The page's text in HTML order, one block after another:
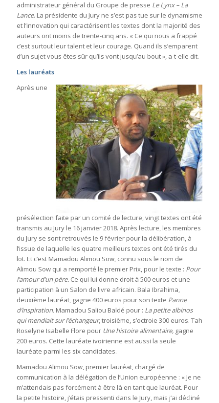
administrateur général du Groupe de presse Le Lynx – La
Lance. La présidente du Jury ne s’est pas tue sur le dynamisme
et l’innovation qui caractérisent les textes dont la majorité des
auteurs ont moins de trente-cinq ans. « Ce qui nous a frappé
c’est surtout leur talent et leur courage. Quand ils s’emparent
d’un sujet vous êtes sûr qu’ils vont jusqu’au bout », a-t-elle dit.
Les lauréats
Après une
présélection faite par un comité de lecture, vingt textes ont été
transmis au Jury le 16 janvier 2018. Après lecture, les membres
du Jury se sont retrouvés le 9 février pour la délibération, à
l’issue de laquelle les quatre meilleurs textes ont été tirés du
lot. Et c’est Mamadou Alimou Sow, connu sous le nom de
Alimou Sow qui a remporté le premier Prix, pour le texte : Pour
l’amour d’un père. Ce qui lui donne droit à 500 euros et une
participation à un Salon de livre africain. Bala Ibrahima,
deuxième lauréat, gagne 400 euros pour son texte Panne
d’inspiration.Mamadou Saliou Baldé pour : La petite albinos
qui mendiait sur l’échangeur, troisième, s’octroie 300 euros. Tah
Roselyne Isabelle Flore pour Une histoire alimentaire, gagne
200 euros. Cette lauréate ivoirienne est aussi la seule
lauréate parmi les six candidates.
Mamadou Alimou Sow, premier lauréat, chargé de
communication à la délégation de l’Union européenne : « Je ne
m’attendais pas forcément à être là en tant que lauréat. Pour
la petite histoire, j’étais pressenti dans le Jury, mais j’ai décliné